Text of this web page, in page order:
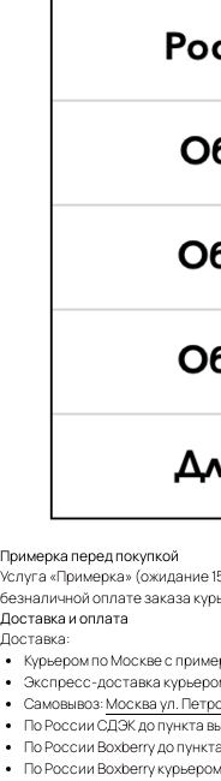
Примерка перед покупкой
Услуга «Примерка» (ожидание
безналичной оплате заказа
Доставка и оплата
Доставка:
Курьером по Москве с
Экспресс-доставка
Самовывоз:Москва ул.
По России СДЭК до пункта
По России Boxberry до
По России Boxberry